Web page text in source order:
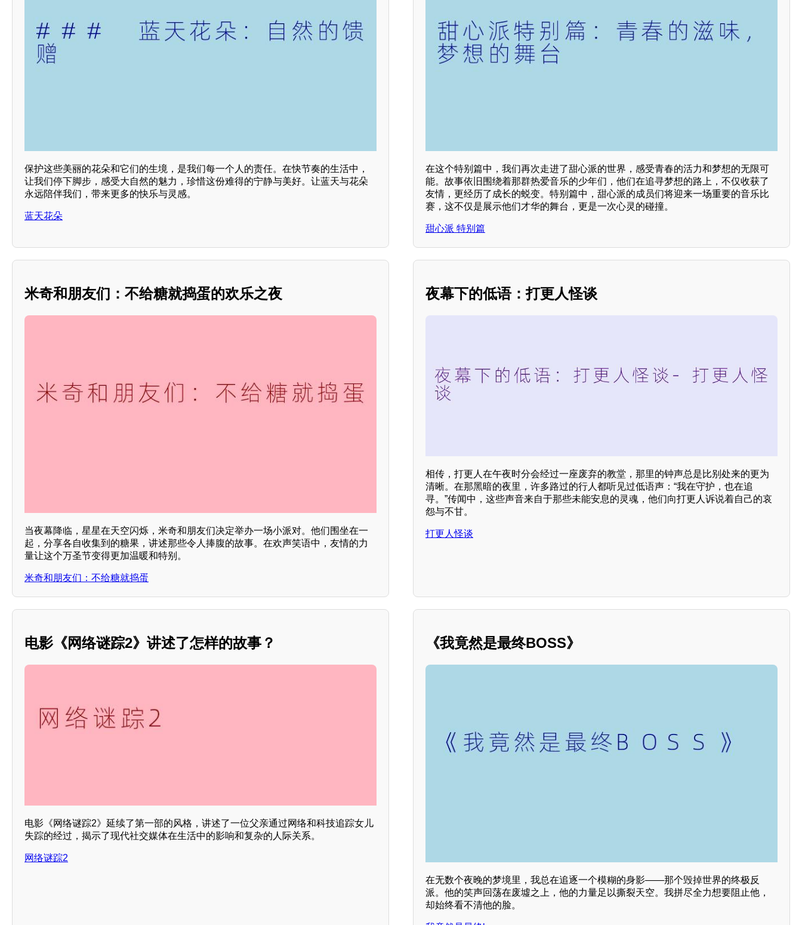
保护这些美丽的花朵和它们的生境，是我们每一个人的责任。在快节奏的生活中，
让我们停下脚步，感受大自然的魅力，珍惜这份难得的宁静与美好。让蓝天与花朵
永远陪伴我们，带来更多的快乐与灵感。
蓝天花朵
在这个特别篇中，我们再次走进了甜心派的世界，感受青春的活力和梦想的无限可
能。故事依旧围绕着那群热爱音乐的少年们，他们在追寻梦想的路上，不仅收获了
友情，更经历了成长的蜕变。特别篇中，甜心派的成员们将迎来一场重要的音乐比
赛，这不仅是展示他们才华的舞台，更是一次心灵的碰撞。
甜心派 特别篇
米奇和朋友们：不给糖就捣蛋的欢乐之夜
当夜幕降临，星星在天空闪烁，米奇和朋友们决定举办一场小派对。他们围坐在一
起，分享各自收集到的糖果，讲述那些令人捧腹的故事。在欢声笑语中，友情的力
量让这个万圣节变得更加温暖和特别。
米奇和朋友们：不给糖就捣蛋
夜幕下的低语：打更人怪谈
相传，打更人在午夜时分会经过一座废弃的教堂，那里的钟声总是比别处来的更为
清晰。在那黑暗的夜里，许多路过的行人都听见过低语声：“我在守护，也在追
寻。”传闻中，这些声音来自于那些未能安息的灵魂，他们向打更人诉说着自己的哀
怨与不甘。
打更人怪谈
电影《网络谜踪2》讲述了怎样的故事？
电影《网络谜踪2》延续了第一部的风格，讲述了一位父亲通过网络和科技追踪女儿
失踪的经过，揭示了现代社交媒体在生活中的影响和复杂的人际关系。
网络谜踪2
《我竟然是最终BOSS》
在无数个夜晚的梦境里，我总在追逐一个模糊的身影——那个毁掉世界的终极反
派。他的笑声回荡在废墟之上，他的力量足以撕裂天空。我拼尽全力想要阻止他，
却始终看不清他的脸。